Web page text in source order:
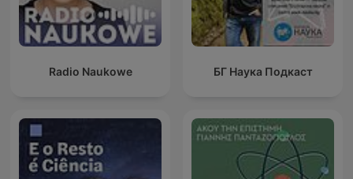
Radio Naukowe БГ Наука Подкаст